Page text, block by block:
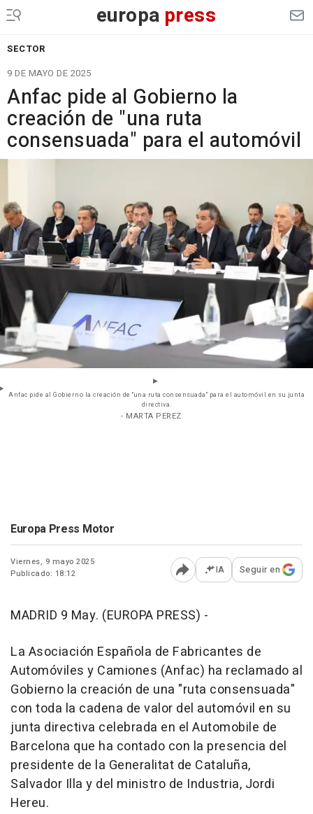
europa press
SECTOR
9 DE MAYO DE 2025
Anfac pide al Gobierno la
creación de "una ruta
consensuada" para el automóvil
Anfac pide al Gobierno la creación de "una ruta consensuada" para el automóvil en su junta
directiva.
- MARTA PEREZ
Europa Press Motor
Viernes, 9 mayo 2025
Publicado: 18:12
Abrir opciones para
IA Seguir en
MADRID 9 May. (EUROPA PRESS) -
La Asociación Española de Fabricantes de
Automóviles y Camiones (Anfac) ha reclamado al
Gobierno la creación de una "ruta consensuada"
con toda la cadena de valor del automóvil en su
junta directiva celebrada en el Automobile de
Barcelona que ha contado con la presencia del
presidente de la Generalitat de Cataluña,
Salvador Illa y del ministro de Industria, Jordi
Hereu.